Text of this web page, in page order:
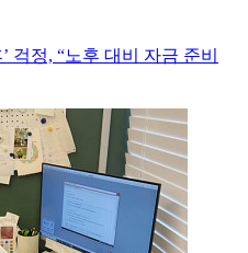
걱정, “노후 대비 자금 준비